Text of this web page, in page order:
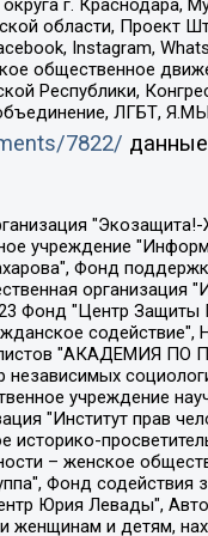
г.
области, Проект
Instagram,
общественное
Республики,
ЛГБТ,
7822/
ответственностью "Радио Свободная Европа/Радио Свобода", Чешское информационное агентство "MEDIUM-ORIENT", Красноярская региональная общественная организация "Мы против СПИДа", Камалягин Денис Николаевич, Маркелов Сергей Евгеньевич, Пономарев Лев Александрович, Савицкая Людмила Алексеевна, Автономная некоммерческая организация "Центр по работе с проблемой насилия "НАСИЛИЮ.НЕТ", Межрегиональный профессиональный союз работников здравоохранения "Альянс врачей", Юридическое лицо, зарегистрированное в Латвийской Республике, SIA "Medusa Project" (регистрационный номер 40103797863, дата регистрации 10.06.2014), Некоммерческая организация "Фонд по борьбе с коррупцией", Автономная некоммерческая организация "Институт права и публичной политики", Баданин Роман Сергеевич, Гликин Максим Александрович, Железнова Мария Михайловна, Лукьянова Юлия Сергеевна, Маетная Елизавета Витальевна, Маняхин Петр Борисович, Чуракова Ольга Владимировна, Ярош Юлия Петровна, Юридическое лицо "The Insider SIA", зарегистрированное в Риге, Латвийская Республика (дата регистрации 26.06.2015), являющееся администратором доменного имени интернет-издания "The Insider SIA", https://theins.ru, Постернак Алексей Евгеньевич, Рубин Михаил Аркадьевич, Анин Роман Александрович, Юридическое лицо